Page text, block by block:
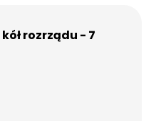
rozrządu - 7